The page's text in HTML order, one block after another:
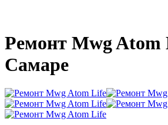
Ремонт Mwg Atom
Самаре